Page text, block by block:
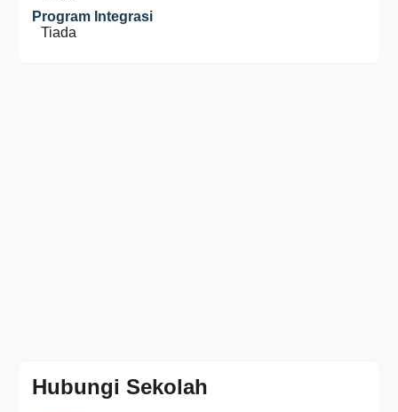
Program Integrasi
Tiada
Hubungi Sekolah